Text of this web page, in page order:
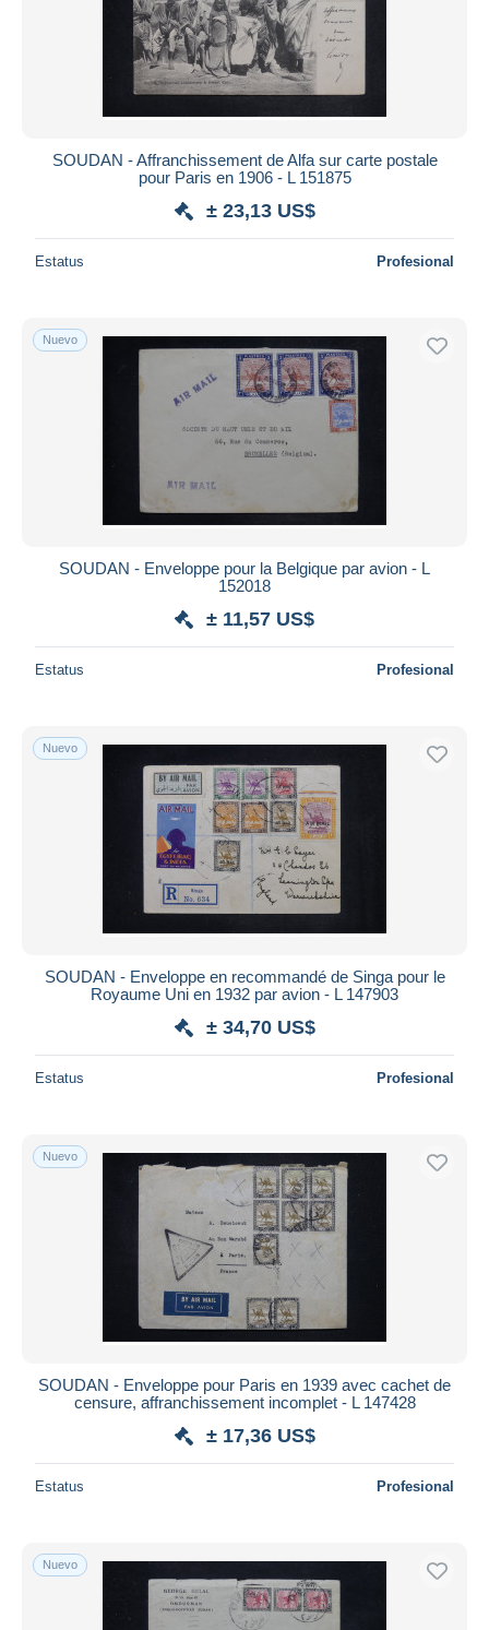
SOUDAN - Affranchissement de Alfa sur carte postale
pour Paris en 1906 - L 151875
± 23,13 US$
Estatus Profesional
Nuevo
SOUDAN - Enveloppe pour la Belgique par avion - L
152018
± 11,57 US$
Estatus Profesional
Nuevo
SOUDAN - Enveloppe en recommandé de Singa pour le
Royaume Uni en 1932 par avion - L 147903
± 34,70 US$
Estatus Profesional
Nuevo
SOUDAN - Enveloppe pour Paris en 1939 avec cachet de
censure, affranchissement incomplet - L 147428
± 17,36 US$
Estatus Profesional
Nuevo